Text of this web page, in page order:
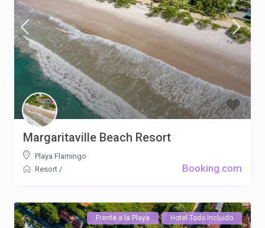
Booking.com
Margaritaville Beach Resort
Playa Flamingo
Resort /
Frente a la Playa Hotel Todo Incluido